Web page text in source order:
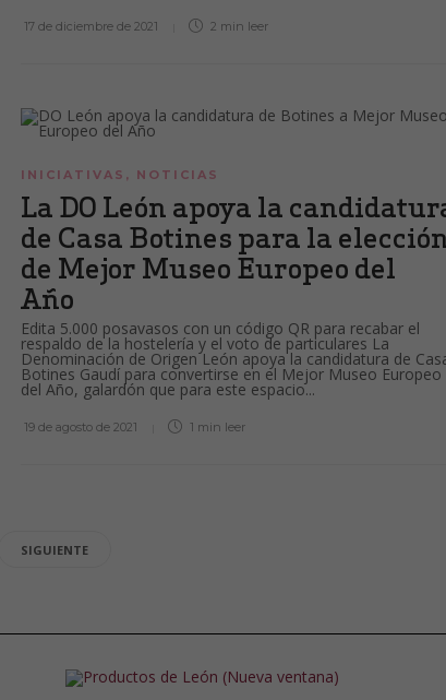
17 de diciembre de 2021 2 min leer
INICIATIVAS , NOTICIAS
La DO León apoya la
de Casa Botines para la
de Mejor Museo Europeo del
Año
Edita 5.000 posavasos con un código QR para recabar el
respaldo de la hostelería y el voto de particulares La
Denominación de Origen León apoya la candidatura de
Botines Gaudí para convertirse en el Mejor Museo Europeo
del Año, galardón que para este espacio...
19 de agosto de 2021 1 min leer
SIGUIENTE